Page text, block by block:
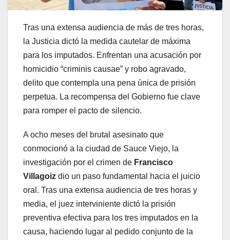
Tras una extensa audiencia de más de tres horas,
la Justicia dictó la medida cautelar de máxima
para los imputados. Enfrentan una acusación por
homicidio “criminis causae” y robo agravado,
delito que contempla una pena única de prisión
perpetua. La recompensa del Gobierno fue clave
para romper el pacto de silencio.
A ocho meses del brutal asesinato que
conmocionó a la ciudad de Sauce Viejo, la
investigación por el crimen de Francisco
Villagoiz dio un paso fundamental hacia el juicio
oral. Tras una extensa audiencia de tres horas y
media, el juez interviniente dictó la prisión
preventiva efectiva para los tres imputados en la
causa, haciendo lugar al pedido conjunto de la